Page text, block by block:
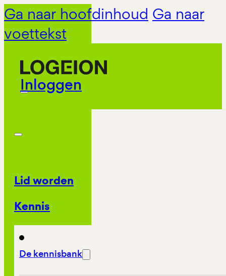
Ga naar hoofdinhoud Ga naar
voettekst
Inloggen
Lid worden
Kennis
De kennisbank